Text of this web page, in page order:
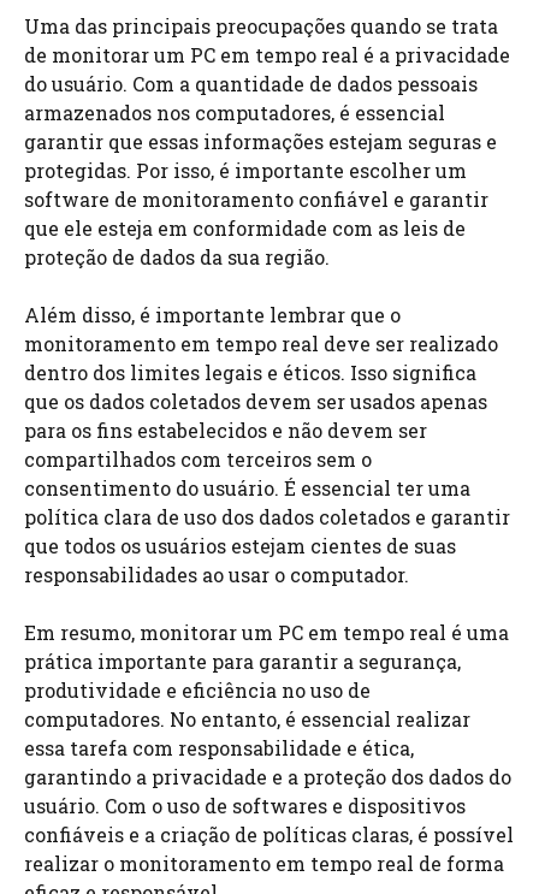
Uma das principais preocupações quando se trata
de monitorar um PC em tempo real é a privacidade
do usuário. Com a quantidade de dados pessoais
armazenados nos computadores, é essencial
garantir que essas informações estejam seguras e
protegidas. Por isso, é importante escolher um
software de monitoramento confiável e garantir
que ele esteja em conformidade com as leis de
proteção de dados da sua região.
Além disso, é importante lembrar que o
monitoramento em tempo real deve ser realizado
dentro dos limites legais e éticos. Isso significa
que os dados coletados devem ser usados apenas
para os fins estabelecidos e não devem ser
compartilhados com terceiros sem o
consentimento do usuário. É essencial ter uma
política clara de uso dos dados coletados e garantir
que todos os usuários estejam cientes de suas
responsabilidades ao usar o computador.
Em resumo, monitorar um PC em tempo real é uma
prática importante para garantir a segurança,
produtividade e eficiência no uso de
computadores. No entanto, é essencial realizar
essa tarefa com responsabilidade e ética,
garantindo a privacidade e a proteção dos dados do
usuário. Com o uso de softwares e dispositivos
confiáveis e a criação de políticas claras, é possível
realizar o monitoramento em tempo real de forma